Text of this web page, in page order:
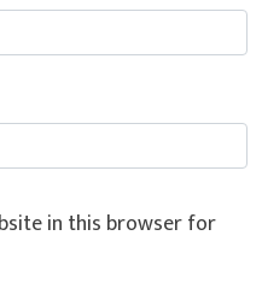
in this browser for